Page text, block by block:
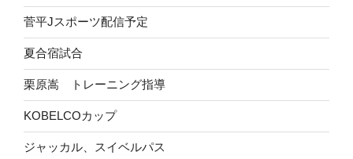
菅平Jスポーツ配信予定
夏合宿試合
栗原嵩 トレーニング指導
KOBELCOカップ
ジャッカル、スイベルパス